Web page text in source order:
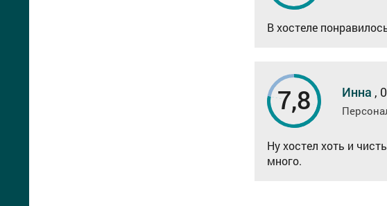
В хостеле
7,8 Инна ,
Ну хостел хоть и
много.